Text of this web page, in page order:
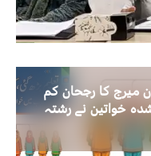
میرج کا رجحان کم
میں سے 6 شادی شدہ خواتین نے رشتہ